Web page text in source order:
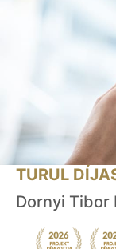
TURUL
Dornyi Tibor